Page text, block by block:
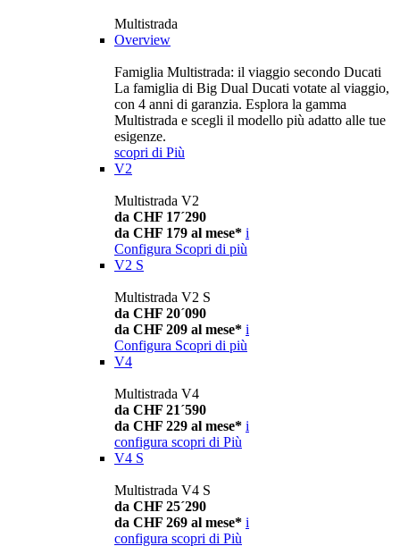
Multistrada
Overview
Famiglia Multistrada: il viaggio secondo Ducati
La famiglia di Big Dual Ducati votate al viaggio,
con 4 anni di garanzia. Esplora la gamma
Multistrada e scegli il modello più adatto alle tue
esigenze.
scopri di Più
V2
Multistrada V2
da CHF 17´290
da CHF 179 al mese* i
Configura Scopri di più
V2 S
Multistrada V2 S
da CHF 20´090
da CHF 209 al mese* i
Configura Scopri di più
V4
Multistrada V4
da CHF 21´590
da CHF 229 al mese* i
configura scopri di Più
V4 S
Multistrada V4 S
da CHF 25´290
da CHF 269 al mese* i
configura scopri di Più